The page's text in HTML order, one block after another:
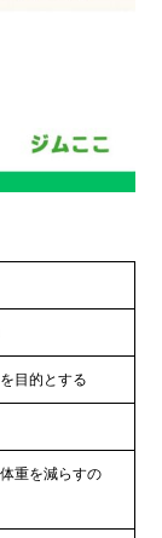
目的とする
重を減らすの